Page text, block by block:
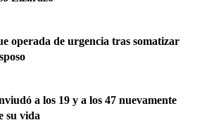
operada de urgencia tras somatizar
a los 19 y a los 47 nuevamente
su vida